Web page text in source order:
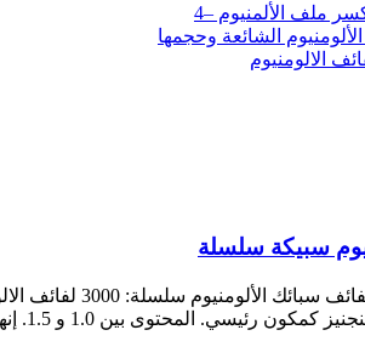
ملف الألمنيوم –4
الشائعة وحجمها
أفضل ضد الصدأ. تستخدم بشكل روتيني في مكيفات الهواء, ثلاجات, تحت السيارات, والبيئات الرطبة الأخرى, ...